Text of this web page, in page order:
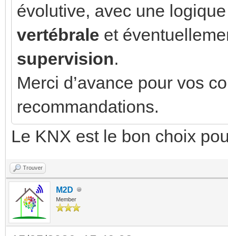
évolutive, avec une
vertébrale et
supervision.
Merci d’avance pour vos
recommandations.
Le KNX est le bon choix
Trouver
M2D
Member